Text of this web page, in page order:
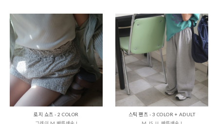
로지 쇼츠 - 2 COLOR
스틱 팬츠 - 3 COLOR + ADULT